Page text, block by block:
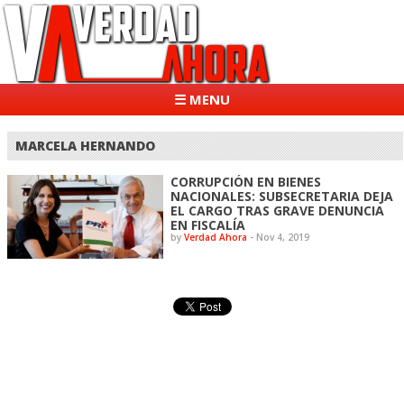
☰ MENU
MARCELA HERNANDO
CORRUPCIÓN EN BIENES
NACIONALES: SUBSECRETARIA DEJA
EL CARGO TRAS GRAVE DENUNCIA
EN FISCALÍA
byVerdad Ahora - Nov 4, 2019